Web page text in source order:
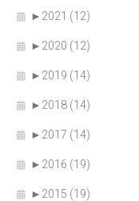
► 2021 (12)
► 2020 (12)
► 2019 (14)
► 2018 (14)
► 2017 (14)
► 2016 (19)
► 2015 (19)